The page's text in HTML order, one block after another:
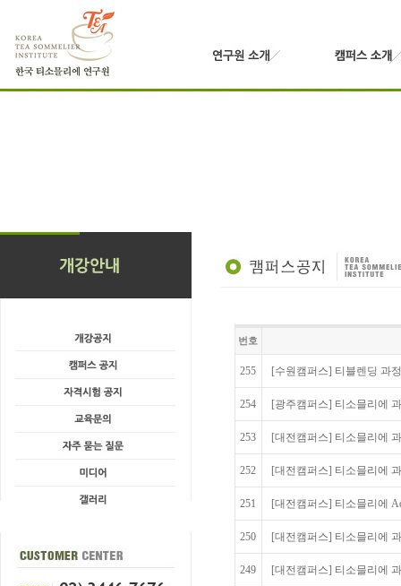
번호
255 [수원캠퍼스] 티블렌딩 과
254 [광주캠퍼스] 티소믈리에
253 [대전캠퍼스] 티소믈리에
252 [대전캠퍼스] 티소믈리에
251 [대전캠퍼스] 티소믈리에
250 [대전캠퍼스] 티소믈리에
249 [대전캠퍼스] 티소믈리에